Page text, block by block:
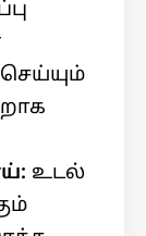
உடல்